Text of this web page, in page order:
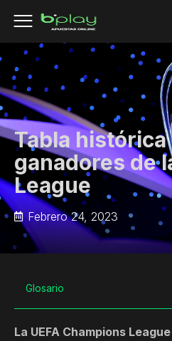
Tabla
ganadores de
League
Febrero 24, 2023
Glosario
La UEFA Champions